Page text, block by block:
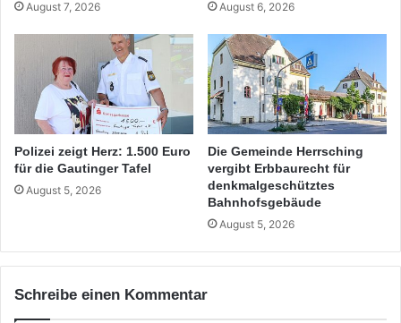
August 7, 2026 August 6, 2026
Polizei zeigt Herz: 1.500 Euro
für die Gautinger Tafel
August 5, 2026
Die Gemeinde Herrsching
vergibt Erbbaurecht für
denkmalgeschütztes
Bahnhofsgebäude
August 5, 2026
Schreibe einen Kommentar